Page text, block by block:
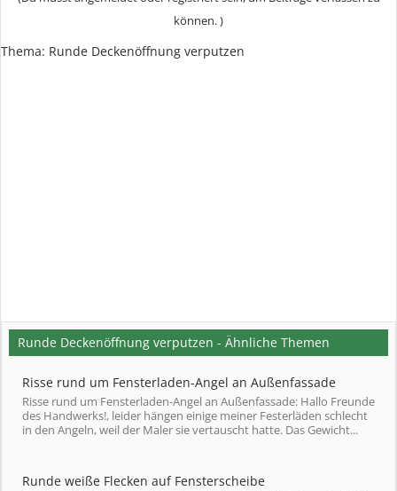
können. )
Thema: Runde Deckenöffnung verputzen
Runde Deckenöffnung verputzen - Ähnliche Themen
Risse rund um Fensterladen-Angel an Außenfassade
Risse rund um Fensterladen-Angel an Außenfassade: Hallo Freunde
des Handwerks!, leider hängen einige meiner Festerläden schlecht
in den Angeln, weil der Maler sie vertauscht hatte. Das Gewicht...
Runde weiße Flecken auf Fensterscheibe